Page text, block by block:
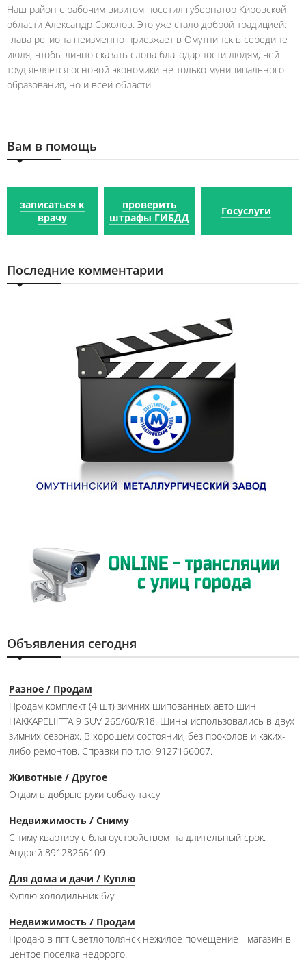
Наш район с рабочим визитом посетил губернатор Кировской
области Александр Соколов. Это уже стало доброй традицией:
глава региона неизменно приезжает в Омутнинск в середине
июля, чтобы лично сказать слова благодарности людям, чей
труд является основой экономики не только муниципального
образования, но и всей области.
Вам в помощь
записаться к
врачу
проверить
штрафы ГИБДД
Госуслуги
Последние комментарии
Объявления сегодня
Разное / Продам
Продам комплект (4 шт) зимних шипованных авто шин
HAKKAPELIITTA 9 SUV 265/60/R18. Шины использовались в двух
зимних сезонах. В хорошем состоянии, без проколов и каких-
либо ремонтов. Справки по тлф: 9127166007.
Животные / Другое
Отдам в добрые руки собаку таксу
Недвижимость / Сниму
Сниму квартиру с благоустройством на длительный срок.
Андрей 89128266109
Для дома и дачи / Куплю
Куплю холодильник б/у
Недвижимость / Продам
Продаю в пгт Светлополянск нежилое помещение - магазин в
центре поселка недорого.